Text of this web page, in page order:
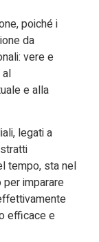
poiché i
da
vere e
e alla
legati a
tempo, sta nel
imparare
efficace e